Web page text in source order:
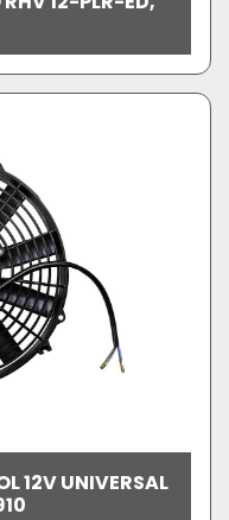
12V UNIVERSAL